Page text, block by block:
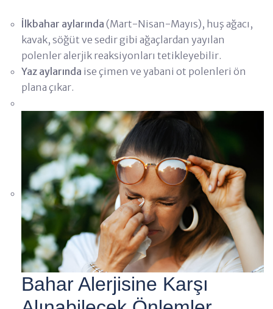
İlkbahar aylarında (Mart-Nisan-Mayıs), huş ağacı,
kavak, söğüt ve sedir gibi ağaçlardan yayılan
polenler alerjik reaksiyonları tetikleyebilir.
Yaz aylarında ise çimen ve yabani ot polenleri ön
plana çıkar.
Bahar Alerjisine Karşı